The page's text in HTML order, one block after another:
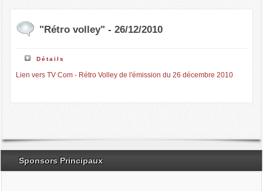
"Rétro volley" - 26/12/2010
Détails
Lien vers TV Com - Rétro Volley de l'émission du 26 décembre 2010
Sponsors Principaux